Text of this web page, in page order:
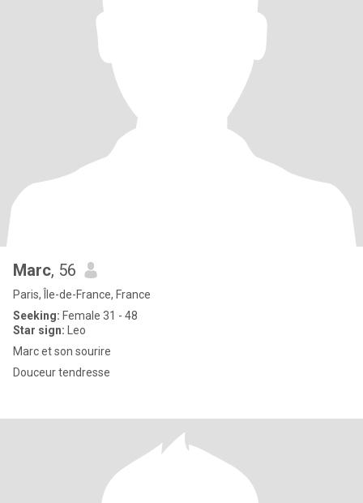
Marc, 56
Paris, Île-de-France, France
Seeking: Female 31 - 48
Star sign: Leo
Marc et son sourire
Douceur tendresse